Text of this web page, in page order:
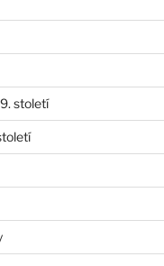
století